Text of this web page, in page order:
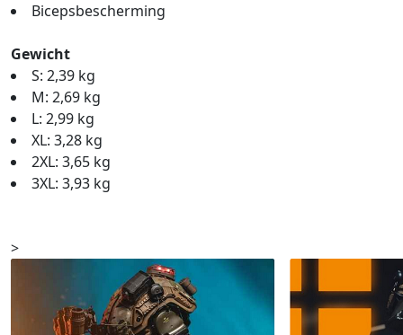
Bicepsbescherming
Gewicht
S: 2,39 kg
M: 2,69 kg
L: 2,99 kg
XL: 3,28 kg
2XL: 3,65 kg
3XL: 3,93 kg
>